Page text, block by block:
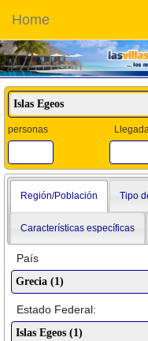
Home
personas
Región/Población Tipo
Características específicas
País
Estado Federal: